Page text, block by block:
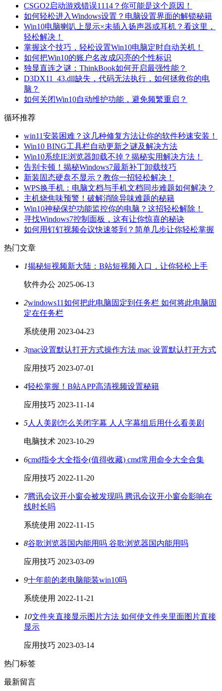
CSGO2启动游戏错误1114？你可能是这个原因！
如何轻松进入Windows设置？电脑设置界面的解锁秘籍
Win10电脑喇叭上显示×未插入扬声器或耳机？看这里，
轻松解决！
掌握这个技巧，轻松设置Win10电脑定时自动关机！
如何把Win10的账户名改成闪亮的个性标识
独显直连之谜：ThinkBook如何开启最强性能？
D3DX11_43.dll缺失，代码无法执行，如何拯救你的电
脑？
如何关闭Win10自动维护功能，避免频繁重启？
循环推荐
win11安装困难？这几种修复方法让你的软件秒速安装！
Win10 BING工具栏自动更新之谜及解决方法
Win10系统IE浏览器卸载不掉？揭秘实用解决方法！
告别卡顿！揭秘Windows7最新补丁卸载技巧
新装固态硬盘不显示？教你一招轻松解决！
WPS换手机：电脑文档与手机文档同步难题如何解决？
主机烧焦味预警！破解消除异味难题的秘籍
Win10神秘保护功能监控你的电脑？这招轻松解除！
寻找Windows7控制面板，这有让你惊喜的秘诀
如何用钉钉视频会议快速签到？简单几步让你轻松掌握
热门文章
1揭秘短视频新大陆：B站短视频入口，让你轻松上手
软件办公 2025-06-13
2windows11如何把此电脑固定到任务栏 如何将此电脑固
定在任务栏
系统使用 2023-04-23
3mac设置默认打开方式操作方法 mac 设置默认打开方式
应用技巧 2023-07-01
4轻松掌握！B站APP高清视频设置秘籍
应用技巧 2023-11-14
5人人美剧怎么关闭字幕 人人字幕组后用什么看美剧
电脑技术 2023-10-29
6cmd指令大全指令(值得收藏) cmd常用命令大全合集
应用技巧 2022-11-20
7腾讯会议开小窗会被发现吗 腾讯会议开小窗会影响在
线时长吗
系统使用 2022-11-15
8谷歌浏览器国内能用吗 谷歌浏览器国内能用吗
应用技巧 2023-03-09
9十年前的老电脑能装win10吗
系统使用 2022-11-21
10文件夹直接显示图片方法 如何使文件夹里面图片直接
显示
应用技巧 2023-03-14
热门标签
最新留言